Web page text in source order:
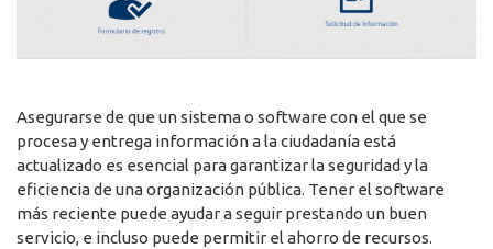
Asegurarse de que un sistema o software con el que se
procesa y entrega información a la ciudadanía está
actualizado es esencial para garantizar la seguridad y la
eficiencia de una organización pública. Tener el software
más reciente puede ayudar a seguir prestando un buen
servicio, e incluso puede permitir el ahorro de recursos.